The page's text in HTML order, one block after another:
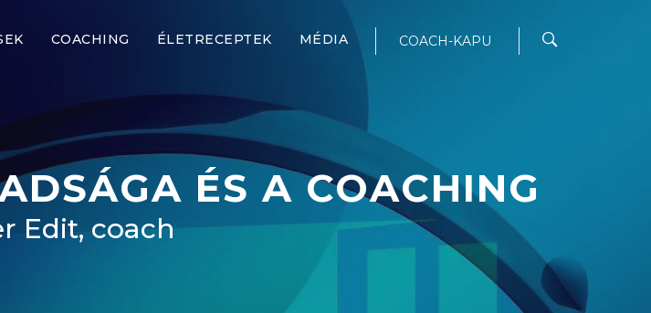
COACHING ÉLETRECEPTEK MÉDIA COACH-KAPU
ÉS A COACHING
Edit, coach